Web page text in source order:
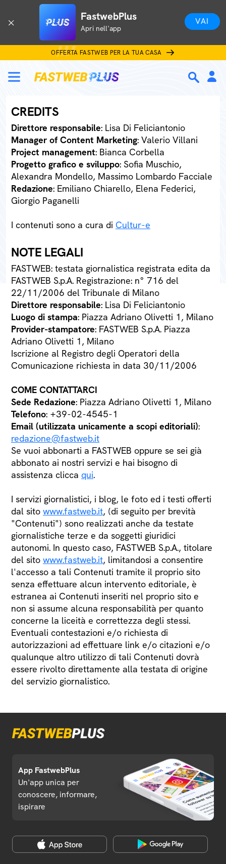
FastwebPlus
Apri nell'app
VAI
OFFERTA FASTWEB PER LA TUA CASA
CREDITS
Direttore responsabile: Lisa Di Feliciantonio
Manager of Content Marketing: Valerio Villani
Project management: Bianca Corbella
Progetto grafico e sviluppo: Sofia Muschio,
Alexandra Mondello, Massimo Lombardo Facciale
Redazione: Emiliano Chiarello, Elena Federici,
Giorgio Paganelli
I contenuti sono a cura di Cultur-e
NOTE LEGALI
FASTWEB: testata giornalistica registrata edita da
FASTWEB S.p.A. Registrazione: n° 716 del
22/11/2006 del Tribunale di Milano
Direttore responsabile: Lisa Di Feliciantonio
Luogo di stampa: Piazza Adriano Olivetti 1, Milano
Provider-stampatore: FASTWEB S.p.A. Piazza
Adriano Olivetti 1, Milano
Iscrizione al Registro degli Operatori della
Comunicazione richiesta in data 30/11/2006
COME CONTATTARCI
Sede Redazione: Piazza Adriano Olivetti 1, Milano
Telefono: +39-02-4545-1
Email (utilizzata unicamente a scopi editoriali):
redazione@fastweb.it
Se vuoi abbonarti a FASTWEB oppure se sei già
abbonato ai nostri servizi e hai bisogno di
assistenza clicca qui.
I servizi giornalistici, i blog, le foto ed i testi offerti
dal sito www.fastweb.it, (di seguito per brevità
"Contenuti") sono realizzati anche da testate
giornalistiche terze e da soggetti giuridici
autonomi. In questo caso, FASTWEB S.p.A., titolare
del sito www.fastweb.it, limitandosi a consentire
l'accesso a tali Contenuti tramite il proprio sito
senza effettuare alcun intervento editoriale, è
estranea ai Contenuti inseriti nel proprio sito e
non si assume alcuna responsabilità per quanto
concerne la liceità e correttezza degli stessi.
Eventuali contestazioni e/o richiesta di
autorizzazioni ad effettuare link e/o citazioni e/o
qualunque altro utilizzo di tali Contenuti dovrà
essere rivolto direttamente alla testata di origine
del servizio giornalistico.
App FastwebPlus
Un'app unica per
conoscere, informare,
ispirare